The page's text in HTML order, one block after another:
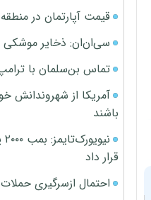
قیمت آپارتمان در منطقه 22 تهران چقدر است؟
سی‌ان‌ان: ذخایر
تماس بن‌سلمان با
آمریکا از شهروندانش
باشند
قرار داد
احتمال ازسرگیری حملات